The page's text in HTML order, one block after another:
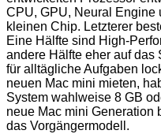
CPU, GPU, Neural Engine
kleinen Chip. Letzterer
Eine Hälfte sind High-
andere Hälfte eher auf das
für alltägliche Aufgaben
neuen Mac mini mieten,
System wahlweise 8 GB
neue Mac mini Generation
das Vorgängermodell.